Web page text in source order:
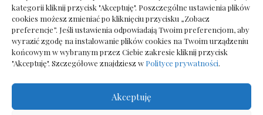
kategorii kliknij przycisk "Akceptuję". Poszczególne ustawienia plików
cookies możesz zmieniać po kliknięciu przycisku „Zobacz
preferencje”. Jeśli ustawienia odpowiadają Twoim preferencjom, aby
wyrazić zgodę na instalowanie plików cookies na Twoim urządzeniu
końcowym w wybranym przez Ciebie zakresie kliknij przycisk
"Akceptuję". Szczegółowe znajdziesz w Polityce prywatności.
Akceptuję